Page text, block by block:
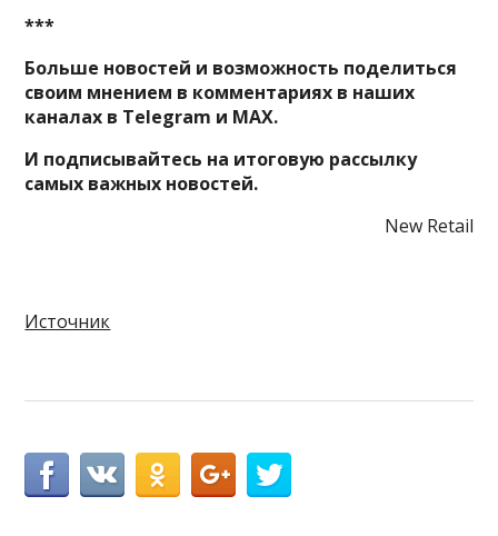
***
Больше новостей и возможность поделиться
своим мнением в комментариях в наших
каналах в Telegram и MAX.
И подписывайтесь на итоговую рассылку
самых важных новостей.
New Retail
Источник